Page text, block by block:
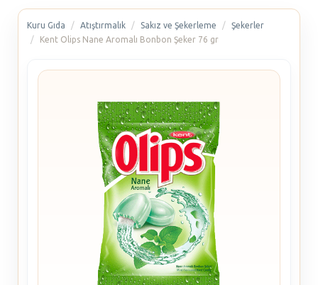
Kuru Gıda Atıştırmalık Sakız ve Şekerleme
Şekerler
Kent Olips Nane Aromalı Bonbon Şeker 76 gr